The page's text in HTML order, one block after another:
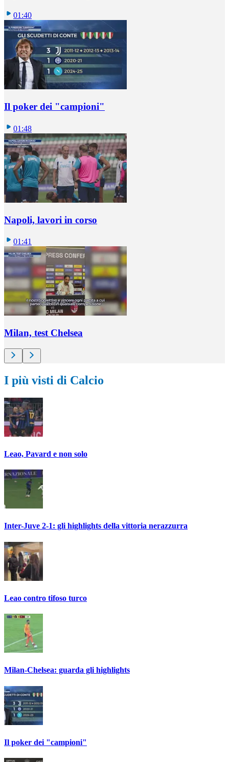
01:40
Il poker dei "campioni"
01:48
Napoli, lavori in corso
01:41
Milan, test Chelsea
I più visti di Calcio
Leao, Pavard e non solo
Inter-Juve 2-1: gli highlights della vittoria nerazzurra
Leao contro tifoso turco
Milan-Chelsea: guarda gli highlights
Il poker dei "campioni"